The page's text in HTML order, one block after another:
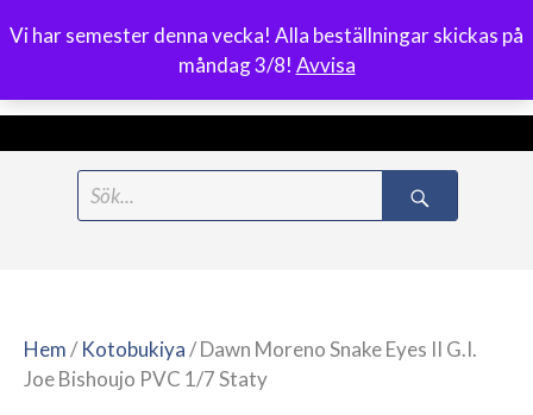
Vi har semester denna vecka! Alla beställningar skickas på
måndag 3/8! Avvisa
0
Meny
Hem/Kotobukiya/ Dawn Moreno Snake Eyes II G.I.
Joe Bishoujo PVC 1/7 Staty